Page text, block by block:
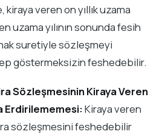
veren on yıllık uzama
uzama yılının sonunda fesih
suretiyle sözleşmeyi
göstermeksizin feshedebilir.
Sözleşmesinin Kiraya Veren
Erdirilememesi:Kiraya veren
sözleşmesini feshedebilir